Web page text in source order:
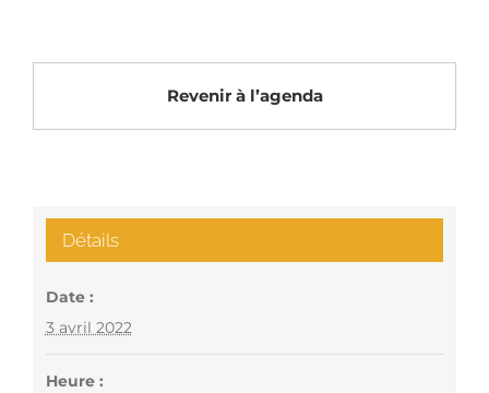
Revenir à l’agenda
Détails
Date :
3 avril 2022
Heure :